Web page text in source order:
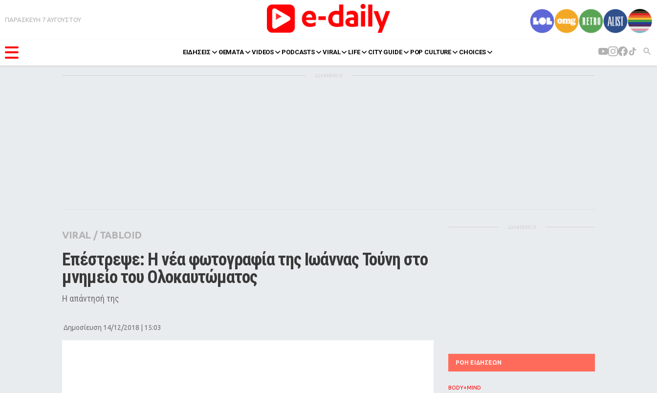
ΠΑΡΑΣΚΕΥΗ 7 ΑΥΓΟΥΣΤΟΥ
ΕΙΔΗΣΕΙΣ ΘΕΜΑΤΑ VIDEOS PODCASTS VIRAL LIFE CITY GUIDE POP CULTURE CHOICES
Pop Culture
Agenda
ΔΙΑΦΗΜΙΣΗ
VIRAL / TABLOID
Επέστρεψε: Η νέα φωτογραφία της Ιωάννας Τούνη στο
μνημείο του Ολοκαυτώματος
Η απάντησή της
Δημοσίευση 14/12/2018 | 15:03
ΔΙΑΦΗΜΙΣΗ
ΡΟΗ ΕΙΔΗΣΕΩΝ
BODY+MIND